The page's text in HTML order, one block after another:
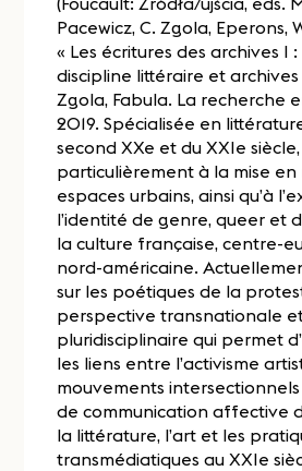
Pacewicz, C. Zgola, Eperons,
« Les écritures des archives I
discipline littéraire et archives
Zgola, Fabula. La recherche
2019. Spécialisée en
second XXe et du XXIe
particulièrement à la mise en
espaces urbains, ainsi qu’à
l’identité de genre, queer et
la culture française, centre-
nord-américaine.
sur les poétiques de la
perspective transnationale
pluridisciplinaire qui permet
les liens entre l’activisme
mouvements
de communication affective
la littérature, l’art et les
transmédiatiques au XXIe